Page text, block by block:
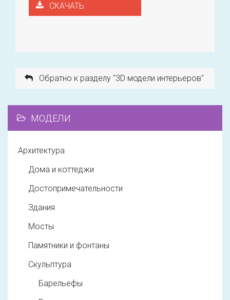
СКАЧАТЬ
Обратно к разделу "3D модели интерьеров"
МОДЕЛИ
Архитектура
Дома и коттеджи
Достопримечательности
Здания
Мосты
Памятники и фонтаны
Скульптура
Барельефы